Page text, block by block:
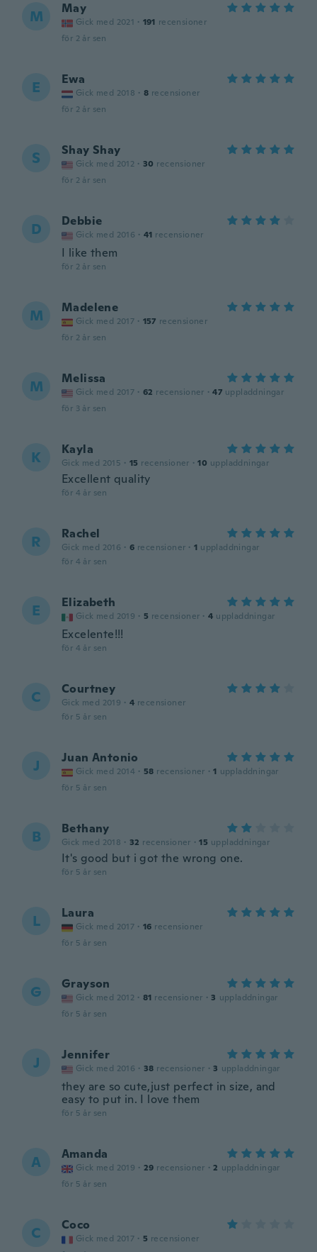
M May
Gick med 2021 · 191 recensioner
för 2 år sen
E Ewa
Gick med 2018 · 8 recensioner
för 2 år sen
S Shay Shay
Gick med 2012 · 30 recensioner
för 2 år sen
D Debbie
Gick med 2016 · 41 recensioner
I like them
för 2 år sen
M Madelene
Gick med 2017 · 157 recensioner
för 2 år sen
M Melissa
Gick med 2017 · 62 recensioner · 47 uppladdningar
för 3 år sen
K Kayla
Gick med 2015 · 15 recensioner · 10 uppladdningar
Excellent quality
för 4 år sen
R Rachel
Gick med 2016 · 6 recensioner · 1 uppladdningar
för 4 år sen
E Elizabeth
Gick med 2019 · 5 recensioner · 4 uppladdningar
Excelente!!!
för 4 år sen
C Courtney
Gick med 2019 · 4 recensioner
för 5 år sen
J Juan Antonio
Gick med 2014 · 58 recensioner · 1 uppladdningar
för 5 år sen
B Bethany
Gick med 2018 · 32 recensioner · 15 uppladdningar
It's good but i got the wrong one.
för 5 år sen
L Laura
Gick med 2017 · 16 recensioner
för 5 år sen
G Grayson
Gick med 2012 · 81 recensioner · 3 uppladdningar
för 5 år sen
J Jennifer
Gick med 2016 · 38 recensioner · 3 uppladdningar
they are so cute,just perfect in size, and
easy to put in. I love them
för 5 år sen
A Amanda
Gick med 2019 · 29 recensioner · 2 uppladdningar
för 5 år sen
C Coco
Gick med 2017 · 5 recensioner